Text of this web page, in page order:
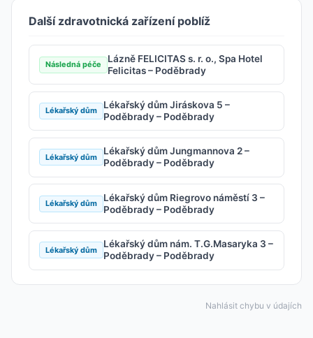
Další zdravotnická zařízení poblíž
Následná péče
Lázně FELICITAS s. r. o., Spa Hotel
Felicitas – Poděbrady
Lékařský dům
Lékařský dům Jiráskova 5 –
Poděbrady – Poděbrady
Lékařský dům
Lékařský dům Jungmannova 2 –
Poděbrady – Poděbrady
Lékařský dům
Lékařský dům Riegrovo náměstí 3 –
Poděbrady – Poděbrady
Lékařský dům
Lékařský dům nám. T.G.Masaryka 3 –
Poděbrady – Poděbrady
Nahlásit chybu v údajích